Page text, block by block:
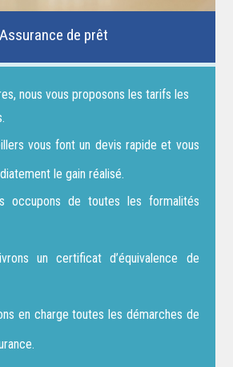
Assurance de prêt
nous vous proposons les tarifs les
vous font un devis rapide et vous
le gain réalisé.
occupons de toutes les formalités
un certificat d’équivalence de
en charge toutes les démarches de